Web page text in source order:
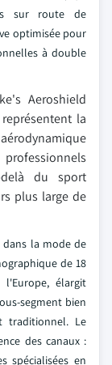
sur route de
optimisée pour
à double
Aeroshield
la
du sport
plus large de
dans la mode de
de 18
élargit
segment bien
traditionnel. Le
des canaux :
spécialisées en